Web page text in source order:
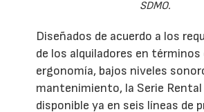
SDMO.
Diseñados de acuerdo a los
de los alquiladores en términos
ergonomía, bajos niveles
mantenimiento, la Serie
disponible ya en seis líneas de